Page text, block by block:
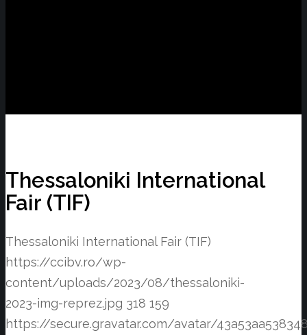
Thessaloniki International
Fair (TIF)
Thessaloniki International Fair (TIF)
https://ccibv.ro/wp-
content/uploads/2023/08/thessaloniki-
2023-img-reprez.jpg 318 159
https://secure.gravatar.com/avatar/